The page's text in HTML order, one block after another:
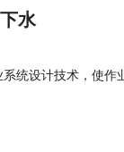
水
统设计技术，使作